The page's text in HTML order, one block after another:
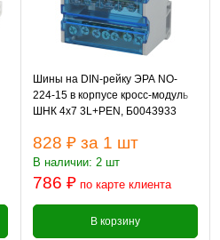
Шины на DIN-рейку ЭРА NO-
224-15 в корпусе кросс-модуль
ШНК 4х7 3L+PEN, Б0043933
828 ₽ за 1 шт
В наличии: 2 шт
786 ₽ по карте клиента
В корзину